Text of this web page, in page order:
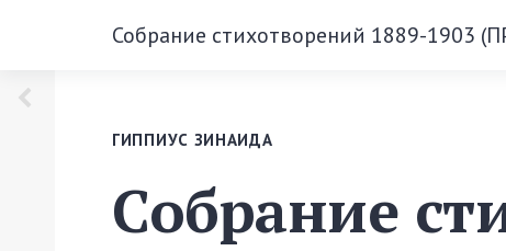
Собрание стихотворений 1889-1903
ГИППИУС ЗИНАИДА
Собрание